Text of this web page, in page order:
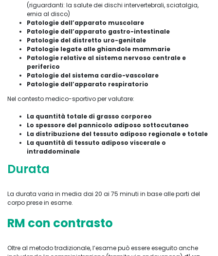
(riguardanti: la salute dei dischi intervertebrali, sciatalgia,
ernia al disco)
Patologie dell’apparato muscolare
Patologie dell’apparato gastro-intestinale
Patologie del distretto uro-genitale
Patologie legate alle ghiandole mammarie
Patologie relative al sistema nervoso centrale e
periferico
Patologie del sistema cardio-vascolare
Patologie dell’apparato respiratorio
Nel contesto medico-sportivo per valutare:
La quantità totale di grasso corporeo
Lo spessore del pannicolo adiposo sottocutaneo
La distribuzione del tessuto adiposo regionale e totale
La quantità di tessuto adiposo viscerale o
intraddominale
Durata
La durata varia in media dai 20 ai 75 minuti in base alle parti del
corpo prese in esame.
RM con contrasto
Oltre al metodo tradizionale, l’esame può essere eseguito anche